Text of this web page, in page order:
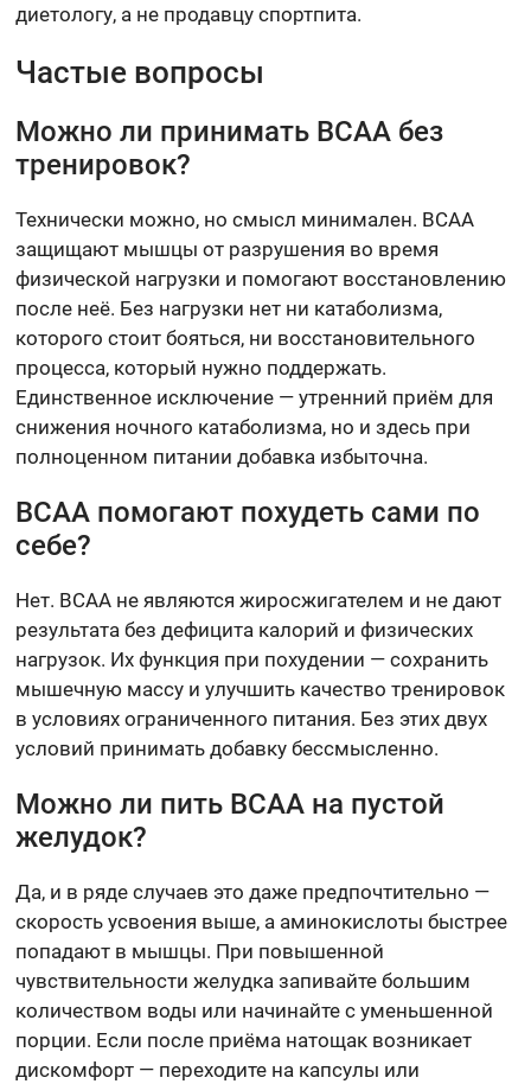
диетологу, а не продавцу спортпита.
Частые вопросы
Можно ли принимать BCAA без
тренировок?
Технически можно, но смысл минимален. BCAA
защищают мышцы от разрушения во время
физической нагрузки и помогают восстановлению
после неё. Без нагрузки нет ни катаболизма,
которого стоит бояться, ни восстановительного
процесса, который нужно поддержать.
Единственное исключение — утренний приём для
снижения ночного катаболизма, но и здесь при
полноценном питании добавка избыточна.
BCAA помогают похудеть сами по
себе?
Нет. BCAA не являются жиросжигателем и не дают
результата без дефицита калорий и физических
нагрузок. Их функция при похудении — сохранить
мышечную массу и улучшить качество тренировок
в условиях ограниченного питания. Без этих двух
условий принимать добавку бессмысленно.
Можно ли пить BCAA на пустой
желудок?
Да, и в ряде случаев это даже предпочтительно —
скорость усвоения выше, а аминокислоты быстрее
попадают в мышцы. При повышенной
чувствительности желудка запивайте большим
количеством воды или начинайте с уменьшенной
порции. Если после приёма натощак возникает
дискомфорт — переходите на капсулы или